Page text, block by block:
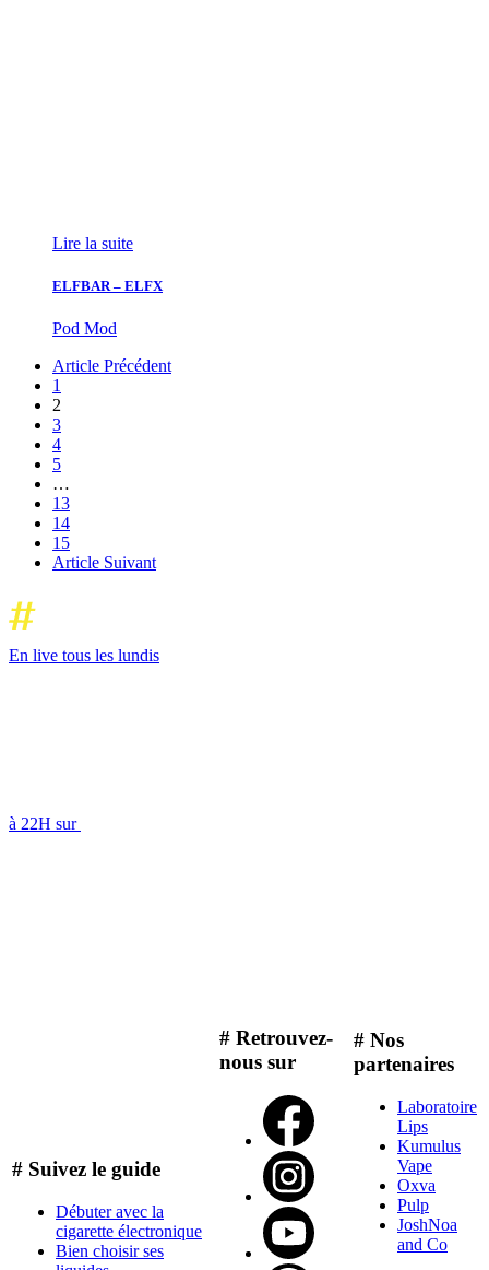
Lire la suite
ELFBAR – ELFX
Pod Mod
Article Précédent
1
2
3
4
5
…
13
14
15
Article Suivant
En live tous les lundis
à 22H sur
# Suivez le guide
Débuter avec la
cigarette électronique
Bien choisir ses
# Retrouvez-
nous sur
# Nos
partenaires
Laboratoire
Lips
Kumulus
Vape
Oxva
Pulp
JoshNoa
and Co